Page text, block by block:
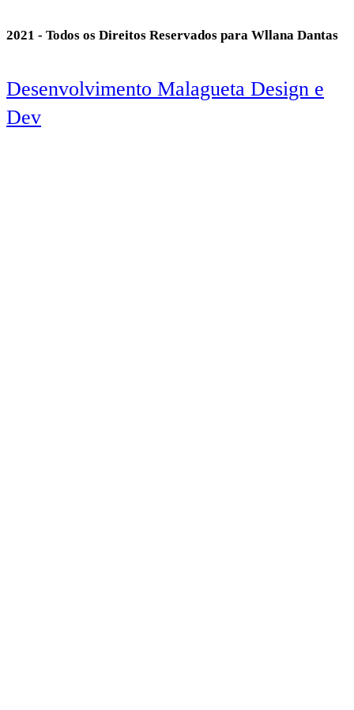
2021 - Todos os Direitos Reservados para Wllana Dantas
Desenvolvimento Malagueta Design e
Dev